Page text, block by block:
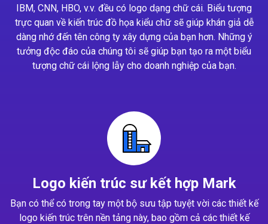
IBM, CNN, HBO, v.v. đều có logo dạng chữ cái. Biểu tượng
trực quan về kiến trúc đồ họa kiểu chữ sẽ giúp khán giả dễ
dàng nhớ đến tên công ty xây dựng của bạn hơn. Những ý
tưởng độc đáo của chúng tôi sẽ giúp bạn tạo ra một biểu
tượng chữ cái lộng lẫy cho doanh nghiệp của bạn.
Logo kiến trúc sư kết hợp Mark
Bạn có thể có trong tay một bộ sưu tập tuyệt vời các thiết kế
logo kiến trúc trên nền tảng này, bao gồm cả các thiết kế